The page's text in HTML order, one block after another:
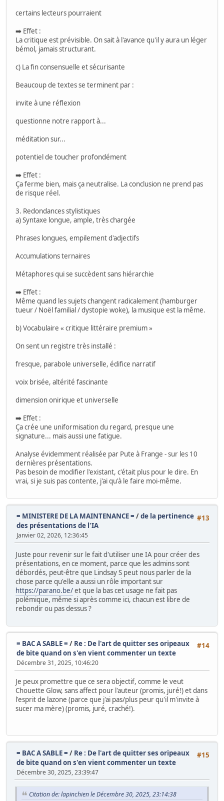
certains lecteurs pourraient
➡️ Effet :
La critique est prévisible. On sait à l'avance qu'il y aura un léger
bémol, jamais structurant.
c) La fin consensuelle et sécurisante
Beaucoup de textes se terminent par :
invite à une réflexion
questionne notre rapport à...
méditation sur...
potentiel de toucher profondément
➡️ Effet :
Ça ferme bien, mais ça neutralise. La conclusion ne prend pas
de risque réel.
3. Redondances stylistiques
a) Syntaxe longue, ample, très chargée
Phrases longues, empilement d'adjectifs
Accumulations ternaires
Métaphores qui se succèdent sans hiérarchie
➡️ Effet :
Même quand les sujets changent radicalement (hamburger
tueur / Noël familial / dystopie woke), la musique est la même.
b) Vocabulaire « critique littéraire premium »
On sent un registre très installé :
fresque, parabole universelle, édifice narratif
voix brisée, altérité fascinante
dimension onirique et universelle
➡️ Effet :
Ça crée une uniformisation du regard, presque une
signature... mais aussi une fatigue.
Analyse évidemment réalisée par Pute à Frange - sur les 10
dernières présentations.
Pas besoin de modifier l'existant, c'était plus pour le dire. En
vrai, si je suis pas contente, j'ai qu'à le faire moi-même.
#13
= MINISTERE DE LA MAINTENANCE = /de la pertinence
des présentations de l'IA
Janvier 02, 2026, 12:36:45
Juste pour revenir sur le fait d'utiliser une IA pour créer des
présentations, en ce moment, parce que les admins sont
débordés, peut-être que Lindsay S peut nous parler de la
chose parce qu'elle a aussi un rôle important sur
https://parano.be/et que la bas cet usage ne fait pas
polémique, même si après comme ici, chacun est libre de
rebondir ou pas dessus ?
#14
= BAC A SABLE = / Re : De l'art de quitter ses oripeaux
de bite quand on s'en vient commenter un texte
Décembre 31, 2025, 10:46:20
Je peux promettre que ce sera objectif, comme le veut
Chouette Glow, sans affect pour l'auteur (promis, juré!) et dans
l'esprit de lazone (parce que j'ai pas/plus peur qu'il m'invite à
sucer ma mère) (promis, juré, craché!).
#15
= BAC A SABLE = / Re : De l'art de quitter ses oripeaux
de bite quand on s'en vient commenter un texte
Décembre 30, 2025, 23:39:47
Citation de: lapinchien le Décembre 30, 2025, 23:14:38